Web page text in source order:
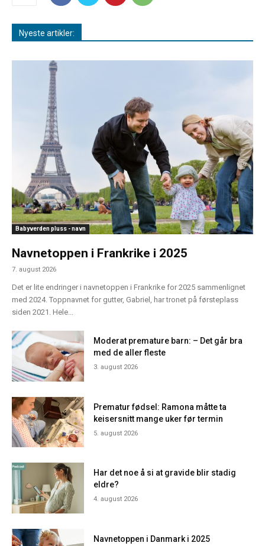
Nyeste artikler:
Babyverden pluss - navn
Navnetoppen i Frankrike i 2025
7. august 2026
Det er lite endringer i navnetoppen i Frankrike for 2025 sammenlignet
med 2024. Toppnavnet for gutter, Gabriel, har tronet på førsteplass
siden 2021. Hele...
Moderat premature barn: – Det går bra
med de aller fleste
3. august 2026
Prematur fødsel: Ramona måtte ta
keisersnitt mange uker før termin
5. august 2026
Har det noe å si at gravide blir stadig
eldre?
4. august 2026
Navnetoppen i Danmark i 2025